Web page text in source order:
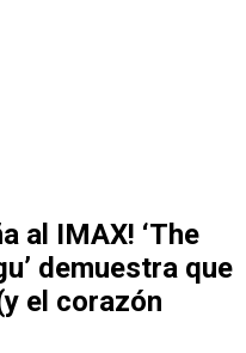
al IMAX! ‘The
demuestra que
el corazón